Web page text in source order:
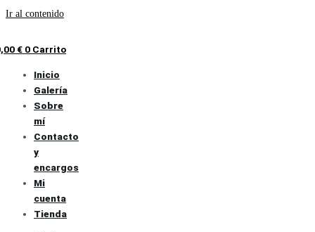
Ir al contenido
€ 0 Carrito
Inicio
Galería
Sobre
mí
Contacto
y
encargos
Mi
cuenta
Tienda